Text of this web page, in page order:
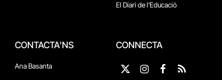
El Diari de l'Educació
CONTACTA'NS
Ana Basanta
CONNECTA
X
Instagram
Facebook
RSS